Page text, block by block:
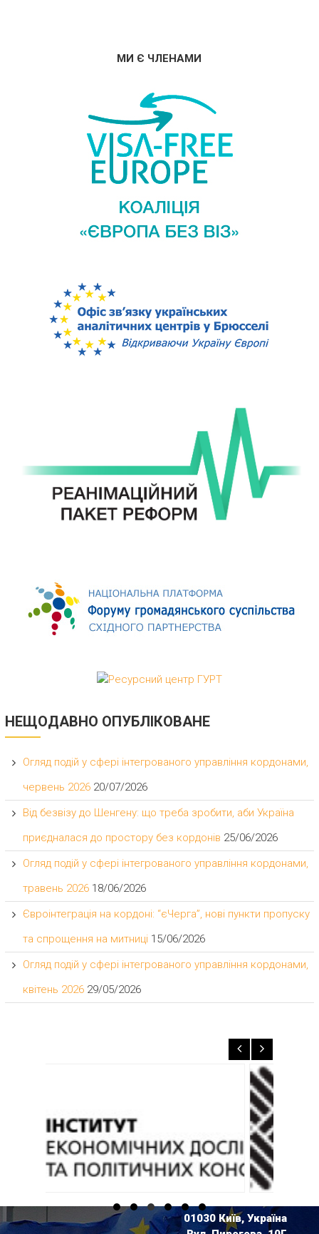
МИ Є ЧЛЕНАМИ
НЕЩОДАВНО ОПУБЛІКОВАНЕ
Огляд подій у сфері інтегрованого управління кордонами,
червень 2026 20/07/2026
Від безвізу до Шенгену: що треба зробити, аби Україна
приєдналася до простору без кордонів 25/06/2026
Огляд подій у сфері інтегрованого управління кордонами,
травень 2026 18/06/2026
Євроінтеграція на кордоні: “єЧерга”, нові пункти пропуску
та спрощення на митниці 15/06/2026
Огляд подій у сфері інтегрованого управління кордонами,
квітень 2026 29/05/2026
01030 Київ, Україна